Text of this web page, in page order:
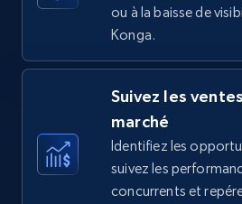
URL, Product name, Product
rating object, Product rating
Author name, Asin, and more.
870+
ou à la baisse de
Konga.
Suivez les
marché
Identifiez les
suivez les
concurrents et